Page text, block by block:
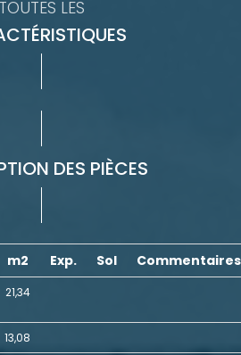
TOUTES LES
DES PIÈCES
m2 Exp. Sol
21,34
13,08